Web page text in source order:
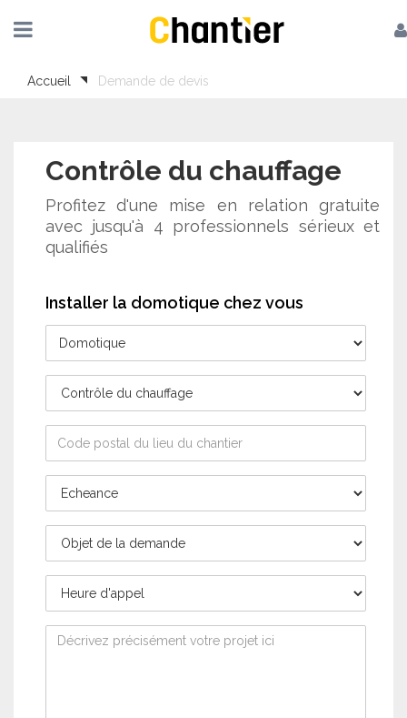
Accueil Demande de devis
Contrôle du chauffage
Profitez d'une mise en relation gratuite
avec jusqu'à 4 professionnels sérieux et
qualifiés
Installer la domotique chez vous